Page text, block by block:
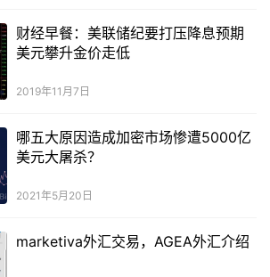
财经早餐：美联储纪要打压降息预期
美元攀升金价走低
2019年11月7日
哪五大原因造成加密市场惨遭5000亿
美元大屠杀？
2021年5月20日
marketiva外汇交易，AGEA外汇介绍